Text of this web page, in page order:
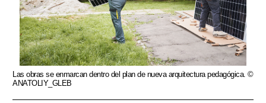
Las obras se enmarcan dentro del plan de nueva arquitectura pedagógica. ©
ANATOLIY_GLEB